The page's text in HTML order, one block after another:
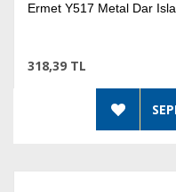
Ermet Y517 Metal Dar
318,39 TL